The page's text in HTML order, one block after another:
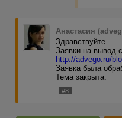
Анастасия
Здравствуйте.
Заявки на вывод
http://advego.ru/
Заявка была
Тема закрыта.
#8